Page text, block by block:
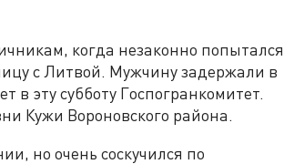
когда незаконно попытался
с Литвой. Мужчину задержали в
в эту субботу Госпогранкомитет.
Кужи Вороновского района.
но очень соскучился по